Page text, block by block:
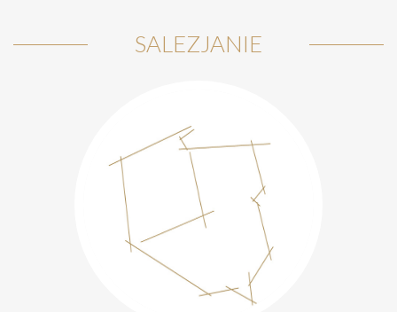
SALEZJANIE